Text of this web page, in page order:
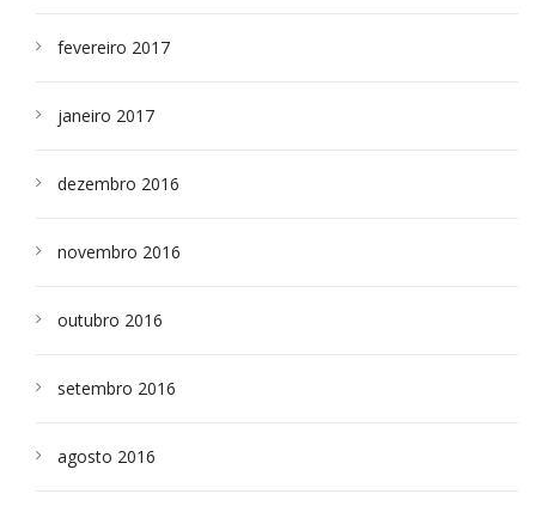
fevereiro 2017
janeiro 2017
dezembro 2016
novembro 2016
outubro 2016
setembro 2016
agosto 2016